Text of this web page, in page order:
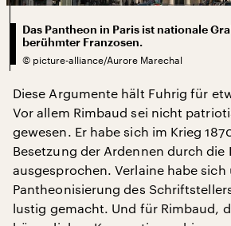
Das Pantheon in Paris ist nationale
berühmter Franzosen.
© picture-alliance/Aurore Marechal
Diese Argumente hält Fuhrig für
Vor allem Rimbaud sei nicht
gewesen. Er habe sich im Krieg
Besetzung der Ardennen durch die
ausgesprochen. Verlaine habe sich
Pantheonisierung des
lustig gemacht. Und für Rimbaud,